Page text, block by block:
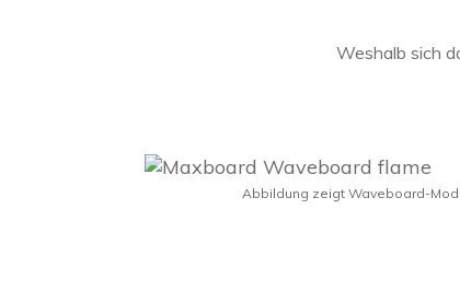
Weshalb sich
Abbildung zeigt Waveboard-